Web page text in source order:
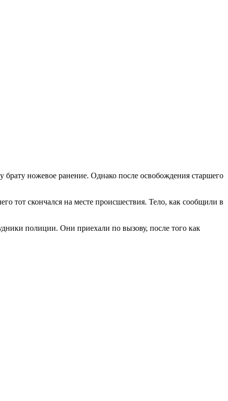
ножевое ранение. Однако после освобождения старшего
тот скончался на месте происшествия. Тело, как сообщили в
полиции. Они приехали по вызову, после того как